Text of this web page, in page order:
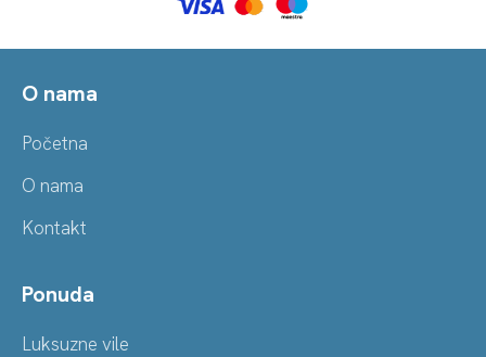
O nama
Početna
O nama
Kontakt
Ponuda
Luksuzne vile